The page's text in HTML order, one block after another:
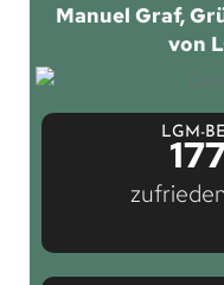
Manuel Graf,
von
LGM-